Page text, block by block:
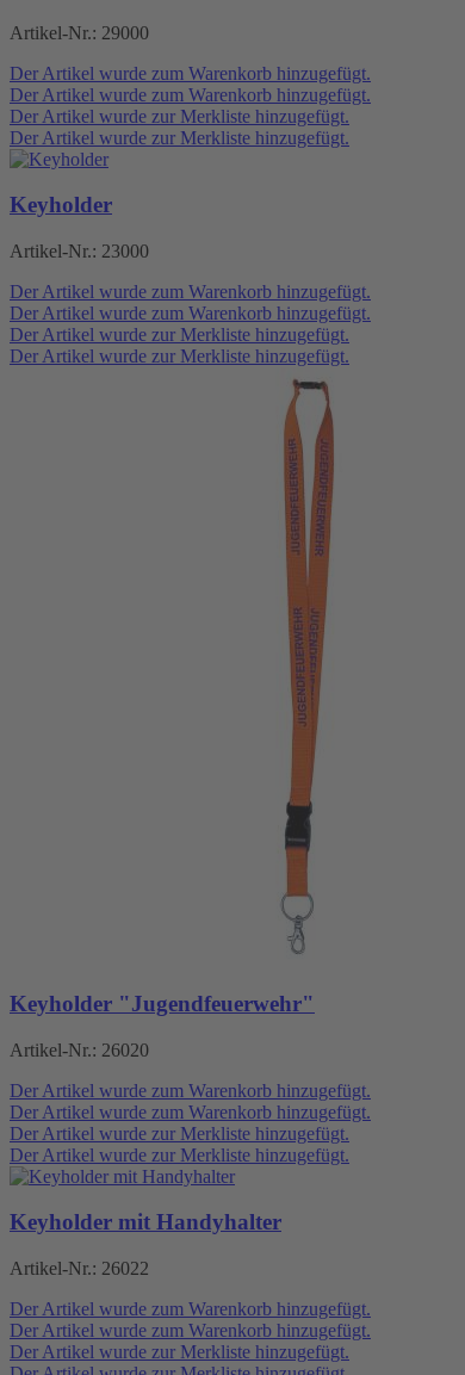
Artikel-Nr.: 29000
Der Artikel wurde zum Warenkorb hinzugefügt.
Der Artikel wurde zum Warenkorb hinzugefügt.
Der Artikel wurde zur Merkliste hinzugefügt.
Der Artikel wurde zur Merkliste hinzugefügt.
Keyholder
Artikel-Nr.: 23000
Der Artikel wurde zum Warenkorb hinzugefügt.
Der Artikel wurde zum Warenkorb hinzugefügt.
Der Artikel wurde zur Merkliste hinzugefügt.
Der Artikel wurde zur Merkliste hinzugefügt.
Keyholder "Jugendfeuerwehr"
Artikel-Nr.: 26020
Der Artikel wurde zum Warenkorb hinzugefügt.
Der Artikel wurde zum Warenkorb hinzugefügt.
Der Artikel wurde zur Merkliste hinzugefügt.
Der Artikel wurde zur Merkliste hinzugefügt.
Keyholder mit Handyhalter
Artikel-Nr.: 26022
Der Artikel wurde zum Warenkorb hinzugefügt.
Der Artikel wurde zum Warenkorb hinzugefügt.
Der Artikel wurde zur Merkliste hinzugefügt.